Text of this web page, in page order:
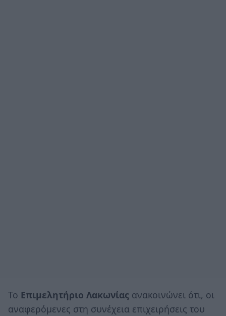
Το Επιμελητήριο Λακωνίας ανακοινώνει ότι, οι
αναφερόμενες στη συνέχεια επιχειρήσεις του